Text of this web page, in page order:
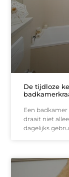
De tijdloze
Een
draait niet
dagelijks